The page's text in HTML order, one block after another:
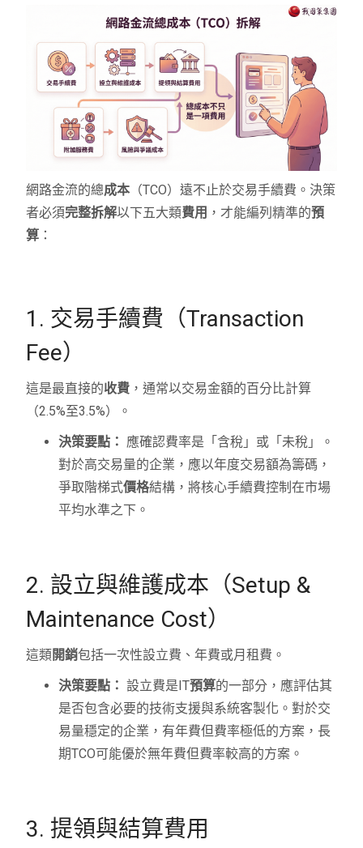
網路金流的總成本 （TCO）遠不止於交易手續費。決策
者必須完整拆解以下五大類費用 ，才能編列精準的預
算 ：
1. 交易手續費（Transaction
Fee）
這是最直接的收費 ，通常以交易金額的百分比計算
（2.5%至3.5%）。
決策要點： 應確認費率是「含稅」或「未稅」。
對於高交易量的企業，應以年度交易額為籌碼，
爭取階梯式價格結構，將核心手續費控制在市場
平均水準之下。
2. 設立與維護成本（Setup &
Maintenance Cost）
這類開銷包括一次性設立費、年費或月租費。
決策要點： 設立費是IT預算的一部分，應評估其
是否包含必要的技術支援與系統客製化。對於交
易量穩定的企業，有年費但費率極低的方案，長
期TCO可能優於無年費但費率較高的方案。
3. 提領與結算費用